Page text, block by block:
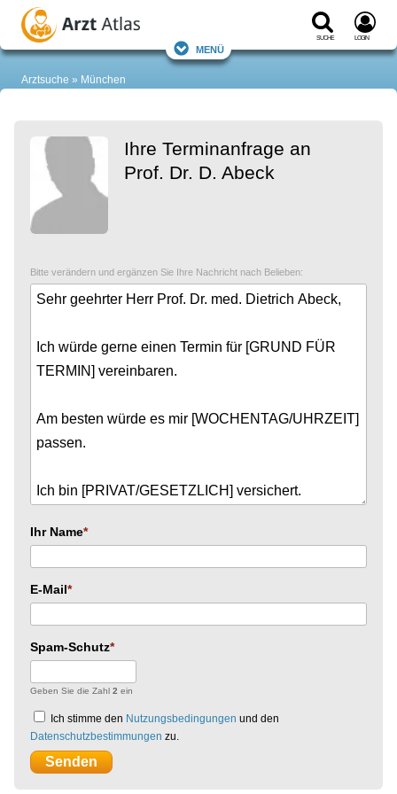
Suche Login
Menü
Arztsuche München
Ihre Terminanfrage an
Prof. Dr. D. Abeck
Bitte verändern und ergänzen Sie Ihre Nachricht nach Belieben:
Ihr Name
E-Mail
Spam-Schutz
Geben Sie die Zahl 2 ein
Ich stimme den Nutzungsbedingungen und den
Datenschutzbestimmungen zu.